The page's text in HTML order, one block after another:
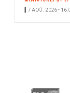
7 AOÛ. 2026 •